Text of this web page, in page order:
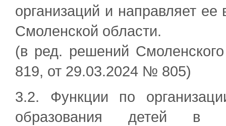
организаций и направляет
Смоленской области.
(в ред. решений
819, от 29.03.2024 № 805)
3.2. Функции по
образования детей в